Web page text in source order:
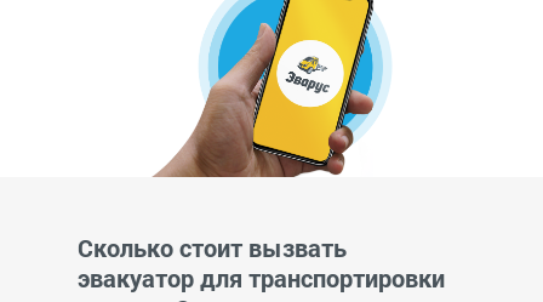
Сколько стоит вызвать
эвакуатор для транспортировки